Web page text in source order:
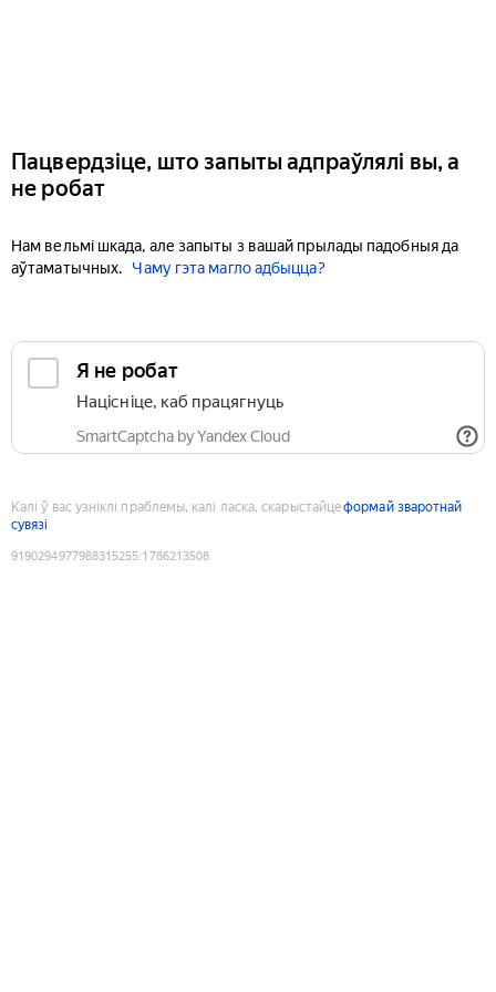
Пацвердзіце, што запыты адпраўлялі вы, а
не робат
Нам вельмі шкада, але запыты з вашай прылады падобныя да
аўтаматычных.
Чаму гэта магло адбыцца?
Я не робат
Націсніце, каб працягнуць
SmartCaptcha by Yandex Cloud
Калі ў вас узніклі праблемы, калі ласка, скарыстайцеформай зваротнай
сувязі
9190294977988315255:1786213508